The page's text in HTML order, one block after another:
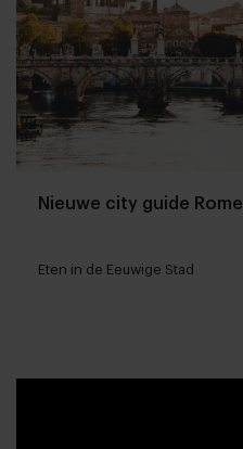
Nieuwe city guide Rome
Eten in de Eeuwige Stad